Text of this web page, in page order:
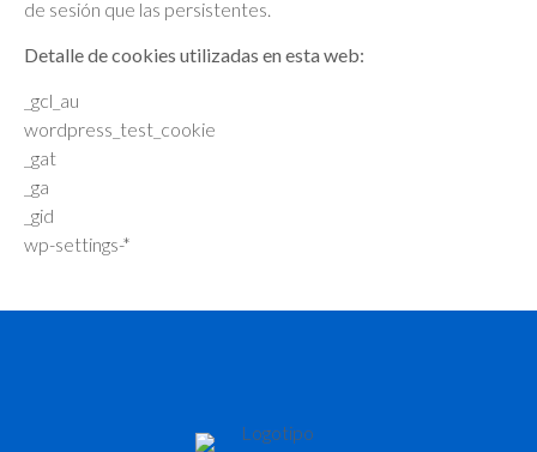
de sesión que las persistentes.
Detalle de cookies utilizadas en esta web:
_gcl_au
wordpress_test_cookie
_gat
_ga
_gid
wp-settings-*